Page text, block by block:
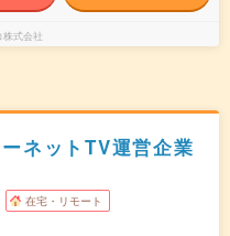
株式会社
ネットTV運営企業
在宅・リモート